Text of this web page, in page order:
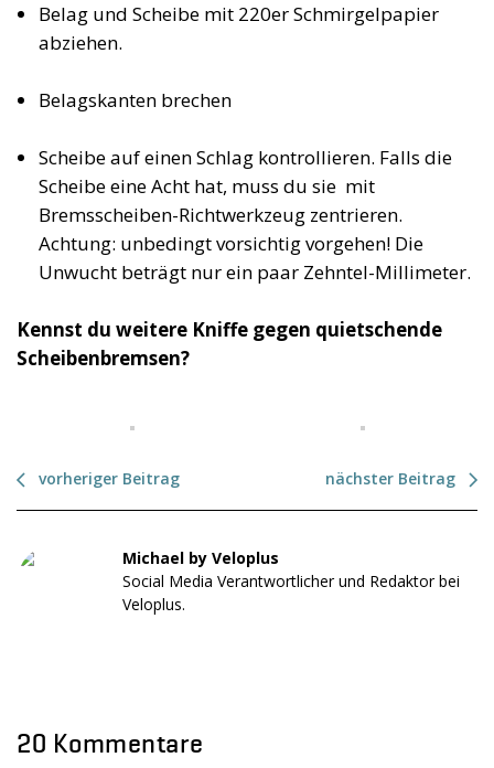
Belag und Scheibe mit 220er Schmirgelpapier
abziehen.
Belagskanten brechen
Scheibe auf einen Schlag kontrollieren. Falls die
Scheibe eine Acht hat, muss du sie mit
Bremsscheiben-Richtwerkzeug zentrieren.
Achtung: unbedingt vorsichtig vorgehen! Die
Unwucht beträgt nur ein paar Zehntel-Millimeter.
Kennst du weitere Kniffe gegen quietschende
Scheibenbremsen?
vorheriger Beitrag nächster Beitrag
Michael by Veloplus
Social Media Verantwortlicher und Redaktor bei
Veloplus.
20 Kommentare